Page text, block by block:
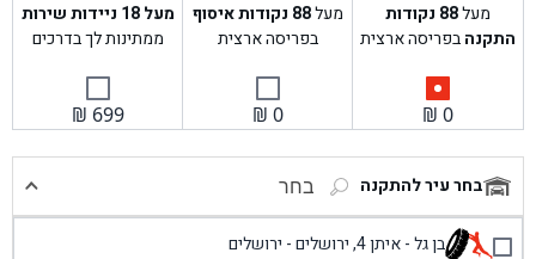
מעל88 נקודות
התקנהבפריסה ארצית
₪ 0
מעל88 נקודות איסוף
בפריסה ארצית
₪ 0
מעל 18 ניידות שירות
ממתינות לך בדרכים
₪ 699
בחר עיר להתקנה בחר
בן גל - איתן 4, ירושלים - ירושלים